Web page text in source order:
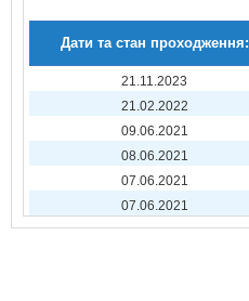
Дати та стан проходження:
21.11.2023
21.02.2022
09.06.2021
08.06.2021
07.06.2021
07.06.2021